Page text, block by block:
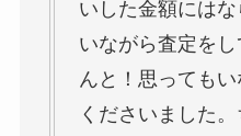
いした金額には
いながら査定を
んと！思っても
くださいました